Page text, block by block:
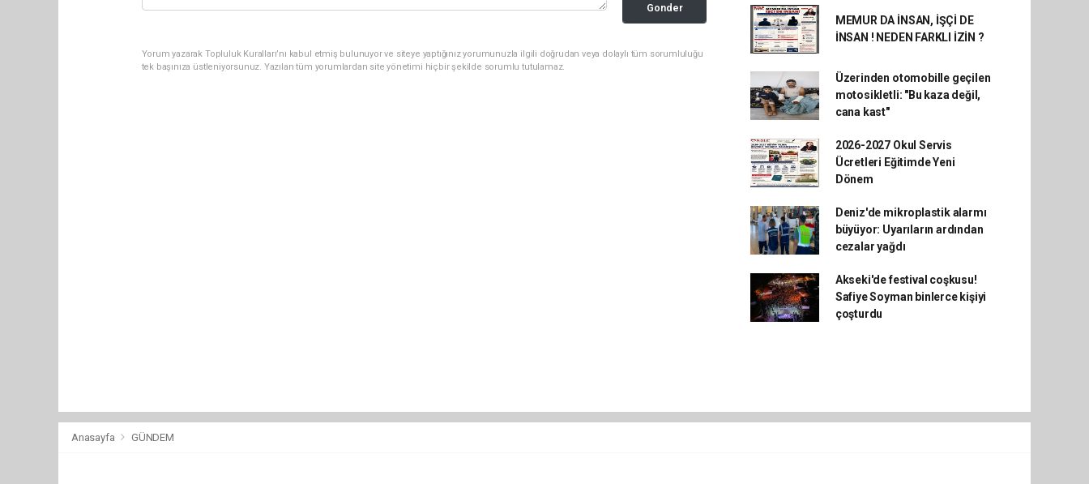
Gonder
Yorum yazarak Topluluk Kuralları’nı kabul etmiş bulunuyor ve siteye yaptığınız yorumunuzla ilgili doğrudan veya dolaylı tüm sorumluluğu
tek başınıza üstleniyorsunuz. Yazılan tüm yorumlardan site yönetimi hiçbir şekilde sorumlu tutulamaz.
MEMUR DA İNSAN, İŞÇİ DE
İNSAN ! NEDEN FARKLI İZİN ?
Üzerinden otomobille geçilen
motosikletli: "Bu kaza değil,
cana kast"
2026-2027 Okul Servis
Ücretleri Eğitimde Yeni
Dönem
Deniz'de mikroplastik alarmı
büyüyor: Uyarıların ardından
cezalar yağdı
Akseki'de festival coşkusu!
Safiye Soyman binlerce kişiyi
çoşturdu
Anasayfa GÜNDEM